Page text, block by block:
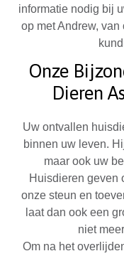
informatie nodig bij
op met Andrew,
Onze
Dieren
Uw ontvallen
binnen uw leven.
maar ook uw
Huisdieren geven
onze steun en
laat dan ook een
niet
Om na het